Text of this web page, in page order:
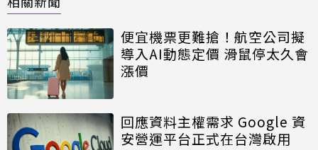
便宜機票更難搶！航空公司擬
導入AI動態定價 滑鼠停太久會
漲價
回應資料主權需求 Google 資
安營運平台正式在台灣啟用